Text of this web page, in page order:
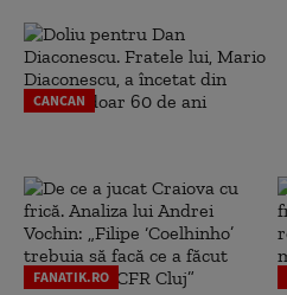
CANCAN
FANATIK.RO